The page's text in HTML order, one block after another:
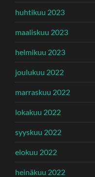
huhtikuu 2023
maaliskuu 2023
helmikuu 2023
joulukuu 2022
marraskuu 2022
lokakuu 2022
syyskuu 2022
elokuu 2022
heinäkuu 2022